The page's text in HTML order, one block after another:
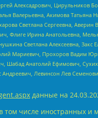
Алексадрович, Цирульников
Валерьевна, Акимова
Светлана Сергеевна,
Флиге Ирина Анатольевна,
Светлана Алексеевна,
Мариевич, Прохоров Вадим
Шабад Анатолий Ефимович,
Левинсон Лев
данные на
числе иностранных и